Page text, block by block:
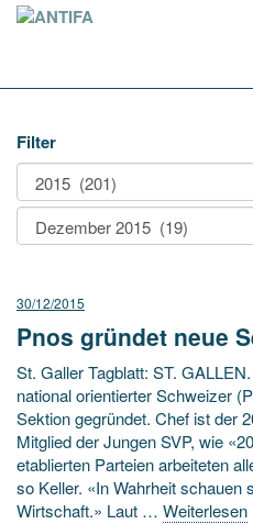
Filter
30/12/2015
Pnos gründet neue
St. Galler Tagblatt: ST.
national orientierter Schweizer
Sektion gegründet. Chef ist der
Mitglied der Jungen SVP, wie
etablierten Parteien arbeiteten
so Keller. «In Wahrheit schauen
Wirtschaft.» Laut … Weiterlesen